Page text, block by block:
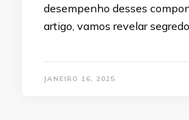
desempenho desses
artigo, vamos revelar
JANEIRO 16, 2025